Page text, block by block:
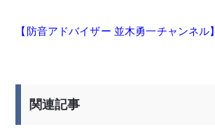
【防音アドバイザー 並木勇一チャンネル】
関連記事